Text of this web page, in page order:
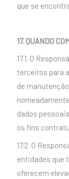
que se
17. QUANDO
17.1. O
terceiros para
de
dados
os fins
17.2. O
entidades que
oferecem